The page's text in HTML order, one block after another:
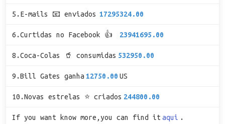
5.E-mails 📧 enviados 17295324.00
6.Curtidas no Facebook 👍 23941695.00
8.Coca-Colas 🥤 consumidas 532950.00
9.Bill Gates ganha 12750.00 US
10.Novas estrelas ⭐ criados 244800.00
If you want know more,you can find it aqui .